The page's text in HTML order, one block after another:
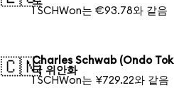
1 SCHWon는 €93.78와 같음
🇨🇳Charles Schwab (Ondo
국 위안화
1 SCHWon는 ¥729.22와 같음